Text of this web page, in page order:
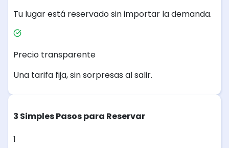
Tu lugar está reservado sin importar la demanda.
Precio transparente
Una tarifa fija, sin sorpresas al salir.
3 Simples Pasos para Reservar
1